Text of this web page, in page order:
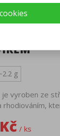
g
je vyroben ze
rhodiováním,
/ ks